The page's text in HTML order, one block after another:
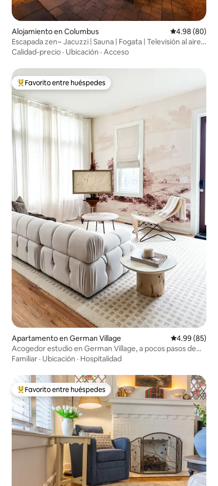
Alojamiento en Columbus Calificación
4.98 (80)
Escapada zen~ Jacuzzi | Sauna | Fogata | Televisión al aire
libre
Calidad-precio · Ubicación · Acceso
Favorito entre huéspedes preferido
Favorito entre huéspedes
Apartamento en German Village Calificación
4.99 (85)
Acogedor estudio en German Village, a pocos pasos de
Schiller
Familiar · Ubicación · Hospitalidad
Favorito entre huéspedes preferido
Favorito entre huéspedes